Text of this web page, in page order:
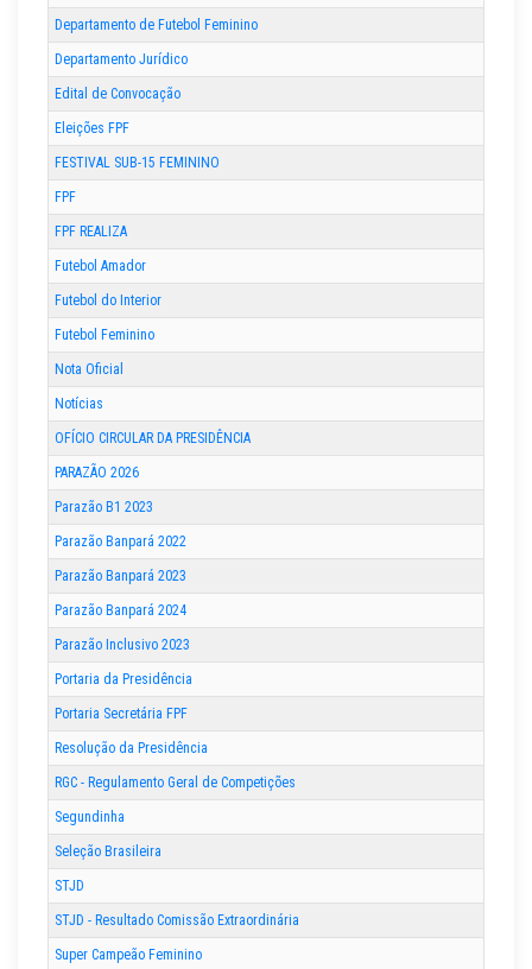
Departamento de Futebol Feminino
Departamento Jurídico
Edital de Convocação
Eleições FPF
FESTIVAL SUB-15 FEMININO
FPF
FPF REALIZA
Futebol Amador
Futebol do Interior
Futebol Feminino
Nota Oficial
Notícias
OFÍCIO CIRCULAR DA PRESIDÊNCIA
PARAZÃO 2026
Parazão B1 2023
Parazão Banpará 2022
Parazão Banpará 2023
Parazão Banpará 2024
Parazão Inclusivo 2023
Portaria da Presidência
Portaria Secretária FPF
Resolução da Presidência
RGC - Regulamento Geral de Competições
Segundinha
Seleção Brasileira
STJD
STJD - Resultado Comissão Extraordinária
Super Campeão Feminino